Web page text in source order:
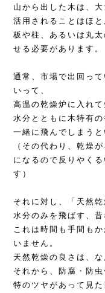
山から出した木は、
活用されることはほと
板や柱、あるいは丸
せる必要があります。
通常、市場で出回っ
いって、
高温の乾燥炉に入れ
水分とともに木特有
一緒に飛んでしまうと
（その代わり、乾燥
になるので反りやく
す）
それに対し、「天然
水分のみを飛ばす、昔
これは時間も手間も
いません。
天然乾燥の良さは、
それから、防腐・防
特のツヤがあって見た